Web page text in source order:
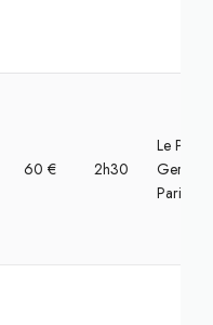
60 € 2h30
Le Pré-
Gervais,
Paris